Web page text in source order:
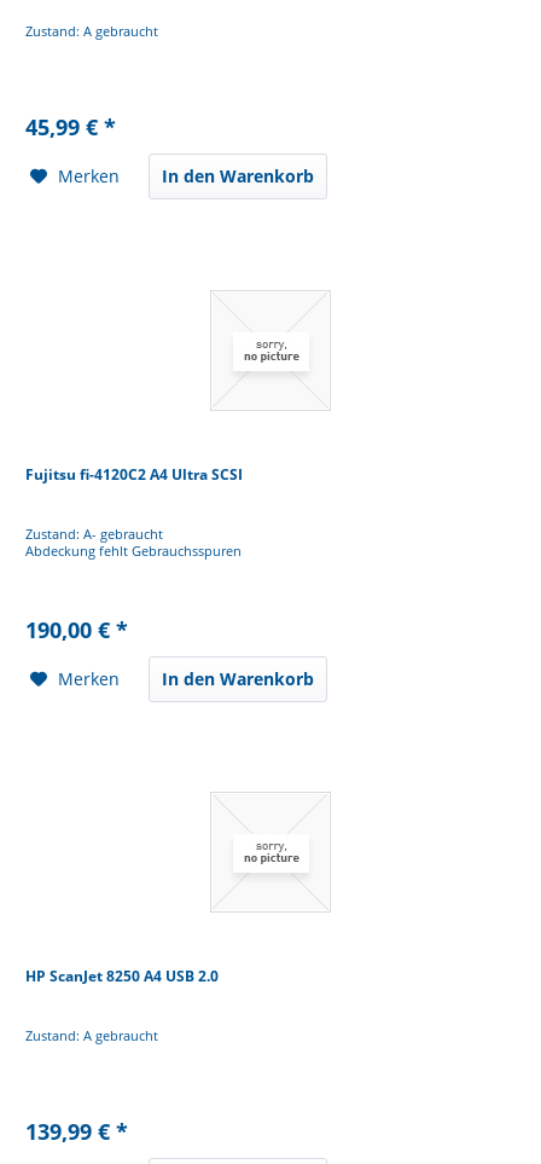
Zustand: A gebraucht
45,99 € *
Merken In den Warenkorb
Fujitsu fi-4120C2 A4 Ultra SCSI
Zustand: A- gebraucht
Abdeckung fehlt Gebrauchsspuren
190,00 € *
Merken In den Warenkorb
HP ScanJet 8250 A4 USB 2.0
Zustand: A gebraucht
139,99 € *